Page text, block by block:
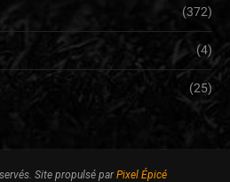
(372)
(4)
(25)
Site propulsé par Pixel Épicé